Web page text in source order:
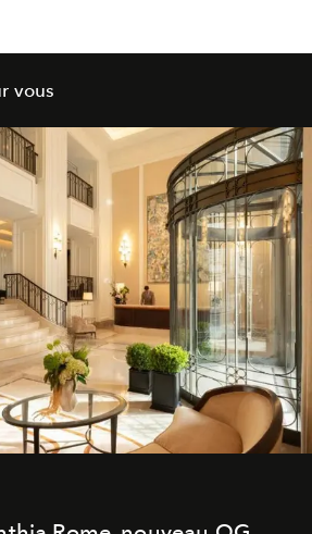
vous